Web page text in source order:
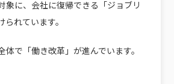
象に、会社に復帰できる「ジョブリ
られています。
体で「働き改革」が進んでいます。